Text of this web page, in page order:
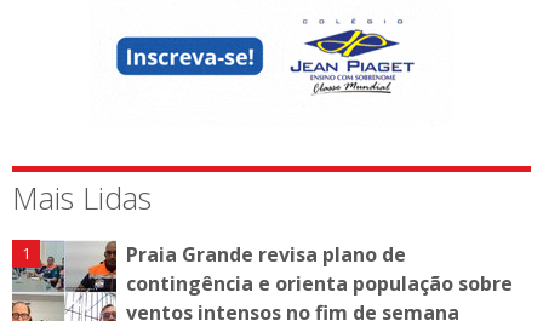
Mais Lidas
Praia Grande revisa plano de
contingência e orienta população sobre
ventos intensos no fim de semana